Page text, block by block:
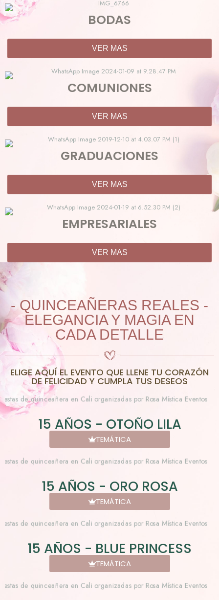
BODAS
VER MAS
COMUNIONES
VER MAS
GRADUACIONES
VER MAS
EMPRESARIALES
VER MAS
- QUINCEAÑERAS REALES -
ELEGANCIA Y MAGIA EN
CADA DETALLE
ELIGE AQUÍ EL EVENTO QUE LLENE TU CORAZÓN
DE FELICIDAD Y CUMPLA TUS DESEOS
15 AÑOS - OTOÑO LILA
TEMÁTICA
15 AÑOS - ORO ROSA
TEMÁTICA
15 AÑOS - BLUE PRINCESS
TEMÁTICA